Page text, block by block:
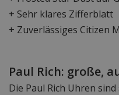
+ Sehr klares Zifferblatt
+ Zuverlässiges Citizen
Paul Rich: große,
Die Paul Rich Uhren